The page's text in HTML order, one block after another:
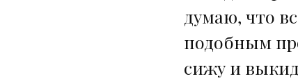
думаю, что
подобным
сижу и